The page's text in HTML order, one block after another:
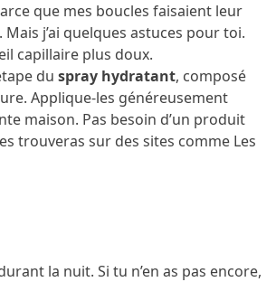
que mes boucles faisaient leur
j’ai quelques astuces pour toi.
capillaire plus doux.
du spray hydratant, composé
Applique-les généreusement
maison. Pas besoin d’un produit
trouveras sur des sites comme Les
la nuit. Si tu n’en as pas encore,